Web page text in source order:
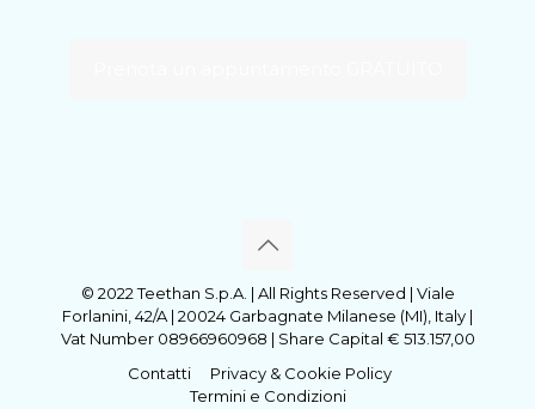
© 2022 Teethan S.p.A. | All Rights Reserved | Viale
Forlanini, 42/A | 20024 Garbagnate Milanese (MI), Italy |
Vat Number 08966960968 | Share Capital € 513.157,00
Contatti
Privacy & Cookie Policy
Termini e Condizioni